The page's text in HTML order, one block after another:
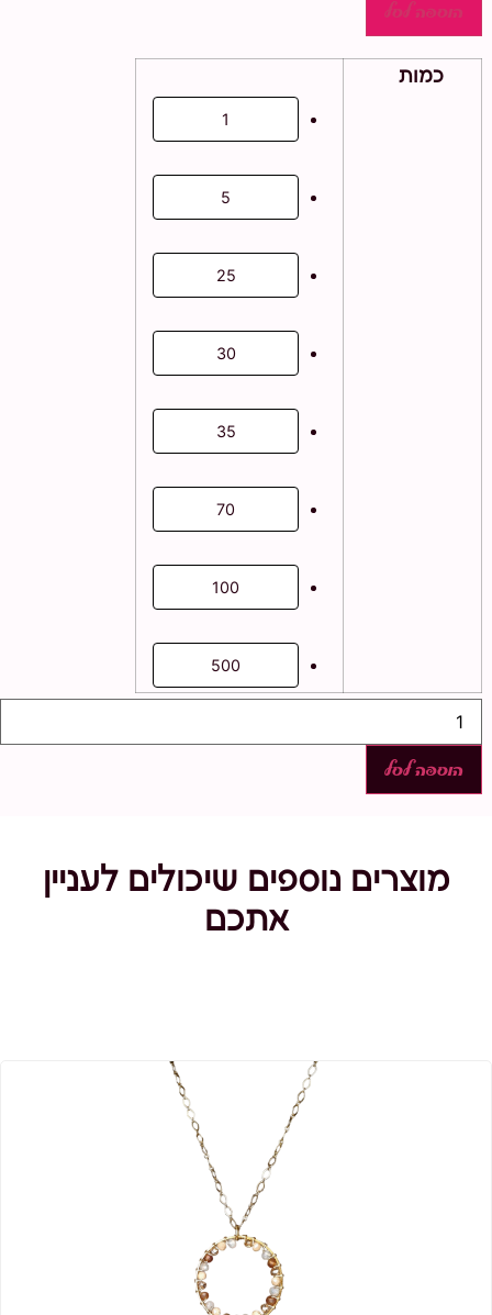
טריפל
הוספה לסל
כמות
1
5
25
30
35
70
100
500
כמות
של
ערכת
טריפל
הוספה לסל
מוצרים נוספים שיכולים לעניין
אתכם